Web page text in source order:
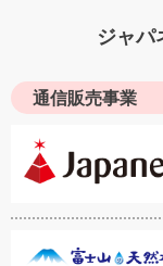
ジャパ
通信販売事業